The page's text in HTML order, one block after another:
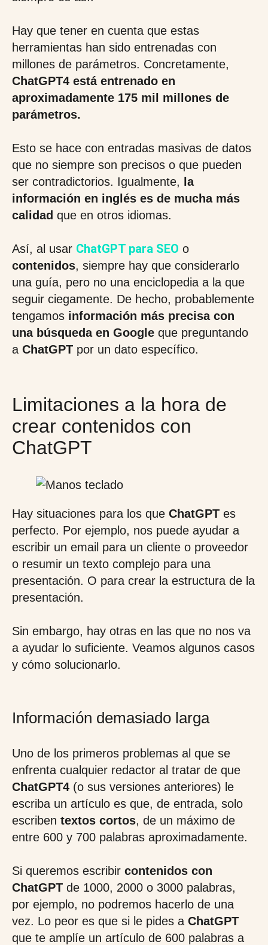
Hay que tener en cuenta que estas
herramientas han sido entrenadas con
millones de parámetros. Concretamente,
ChatGPT4 está entrenado en
aproximadamente 175 mil millones de
parámetros.
Esto se hace con entradas masivas de datos
que no siempre son precisos o que pueden
ser contradictorios. Igualmente,
la
información en inglés es de mucha más
calidad que en otros idiomas.
Así, al usar ChatGPT para SEO o
contenidos, siempre hay que considerarlo
una guía, pero no una enciclopedia a la que
seguir ciegamente. De hecho, probablemente
tengamos información más precisa con
una búsqueda en Google que preguntando
a ChatGPT por un dato específico.
Limitaciones a la hora de
crear contenidos con
ChatGPT
Hay situaciones para los que ChatGPT es
perfecto. Por ejemplo, nos puede ayudar a
escribir un email para un cliente o proveedor
o resumir un texto complejo para una
presentación. O para crear la estructura de la
presentación.
Sin embargo, hay otras en las que no nos va
a ayudar lo suficiente. Veamos algunos casos
y cómo solucionarlo.
Información demasiado larga
Uno de los primeros problemas al que se
enfrenta cualquier redactor al tratar de que
ChatGPT4 (o sus versiones anteriores) le
escriba un artículo es que, de entrada, solo
escriben textos cortos, de un máximo de
entre 600 y 700 palabras aproximadamente.
Si queremos escribir contenidos con
ChatGPT de 1000, 2000 o 3000 palabras,
por ejemplo, no podremos hacerlo de una
vez. Lo peor es que si le pides a ChatGPT
que te amplíe un artículo de 600 palabras a